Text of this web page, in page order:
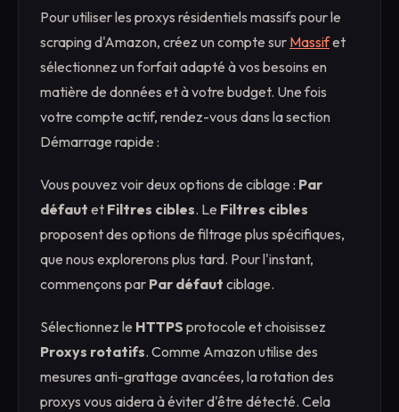
Pour utiliser les proxys résidentiels massifs pour le
scraping d'Amazon, créez un compte sur Massifet
sélectionnez un forfait adapté à vos besoins en
matière de données et à votre budget. Une fois
votre compte actif, rendez-vous dans la section
Démarrage rapide :
Vous pouvez voir deux options de ciblage : Par
défaut et Filtres cibles. Le Filtres cibles
proposent des options de filtrage plus spécifiques,
que nous explorerons plus tard. Pour l'instant,
commençons par Par défaut ciblage.
Sélectionnez le HTTPS protocole et choisissez
Proxys rotatifs. Comme Amazon utilise des
mesures anti-grattage avancées, la rotation des
proxys vous aidera à éviter d'être détecté. Cela